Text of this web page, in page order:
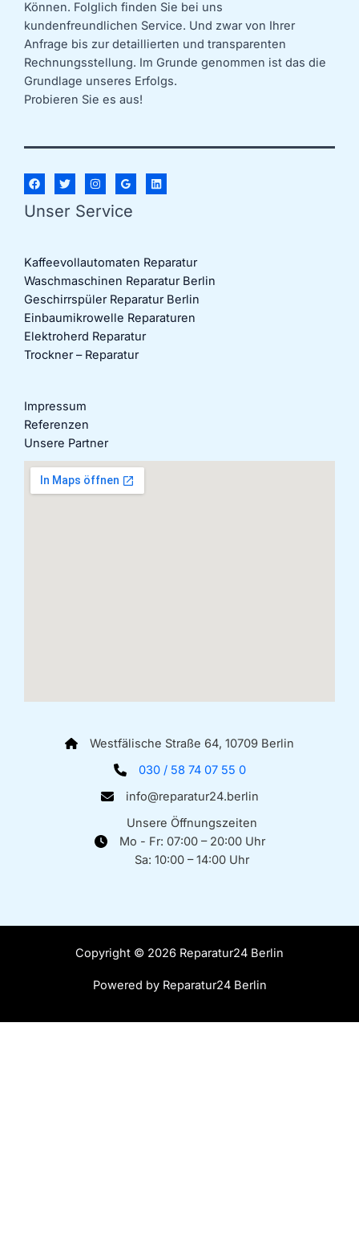
Können. Folglich finden Sie bei uns
kundenfreundlichen Service. Und zwar von Ihrer
Anfrage bis zur detaillierten und transparenten
Rechnungsstellung. Im Grunde genommen ist das die
Grundlage unseres Erfolgs.
Probieren Sie es aus!
Unser Service
Kaffeevollautomaten Reparatur
Waschmaschinen Reparatur Berlin
Geschirrspüler Reparatur Berlin
Einbaumikrowelle Reparaturen
Elektroherd Reparatur
Trockner – Reparatur
Impressum
Referenzen
Unsere Partner
Westfälische Straße 64, 10709 Berlin
030 / 58 74 07 55 0
info@reparatur24.berlin
Unsere Öffnungszeiten
Mo - Fr: 07:00 – 20:00 Uhr
Sa: 10:00 – 14:00 Uhr
Copyright © 2026 Reparatur24 Berlin
Powered by Reparatur24 Berlin